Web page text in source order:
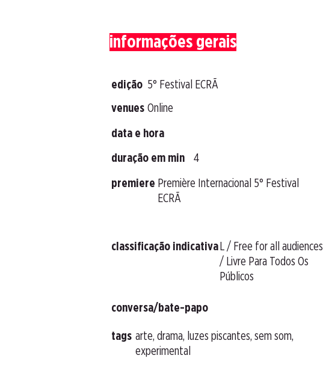
informações gerais
edição 5° Festival ECRÃ
venues Online
data e hora
duração em min 4
premiere Première Internacional 5° Festival
ECRÃ
classificação indicativa L / Free for all audiences
/ Livre Para Todos Os
Públicos
conversa/bate-papo
tags arte, drama, luzes piscantes, sem som,
experimental